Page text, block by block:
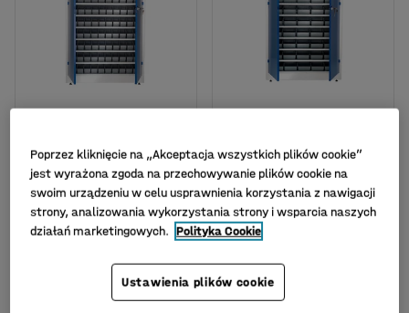
REACH + STYLE z
pojemnikami, 120
pojemników,
1900x1000x400 mm
Nr art.:26032
KUP
REACH + STYLE z
pojemnikami, 60
pojemników,
1900x1000x400 mm
Nr art.:
3 649,-
Netto (bez VAT)
Poprzez kliknięcie na „Akceptacja wszystkich plików cookie”
jest wyrażona zgoda na przechowywanie plików cookie na
swoim urządzeniu w celu usprawnienia korzystania z nawigacji
strony, analizowania wykorzystania strony i wsparcia naszych
działań marketingowych. Polityka Cookie
Ustawienia plików cookie